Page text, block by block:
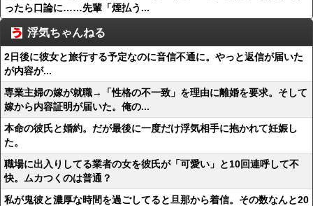
ったら口論に……先輩「煙払う...
浮気ちゃんねる
2日後に彼女と旅行する予定なのに音信不通に。やっと返信が届いた
が内容が...
専業主婦の嫁が就職→「性格の不一致」を理由に離婚を要求。そして
嫁から内容証明が届いた。俺の...
本命の彼氏と婚約。だが最後に一度だけ浮気相手に抱かれて妊娠し
た。
職場に出入りしてる業者の女を彼氏が「可愛い」と10回連呼して不
快。ムカつくのは普通？
私が鬼彼と濃厚な時間を過ごしてると旦那から着信。その数なんと20